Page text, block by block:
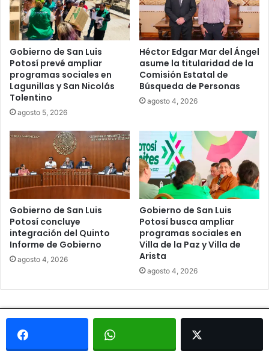
Gobierno de San Luis
Potosí prevé ampliar
programas sociales en
Lagunillas y San Nicolás
Tolentino
agosto 5, 2026
Héctor Edgar Mar del Ángel
asume la titularidad de la
Comisión Estatal de
Búsqueda de Personas
agosto 4, 2026
Gobierno de San Luis
Potosí concluye
integración del Quinto
Informe de Gobierno
agosto 4, 2026
Gobierno de San Luis
Potosí busca ampliar
programas sociales en
Villa de la Paz y Villa de
Arista
agosto 4, 2026
© Copyright 2026, Todos los derechos reservados - Metrópoli
San Luis 2013 |